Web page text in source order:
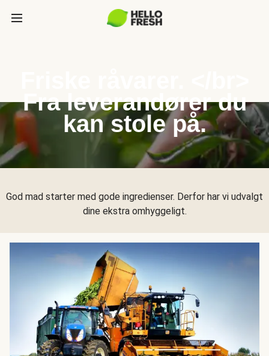
Fra leverandører du
kan stole på.
God mad starter med gode ingredienser. Derfor har vi udvalgt
dine ekstra omhyggeligt.